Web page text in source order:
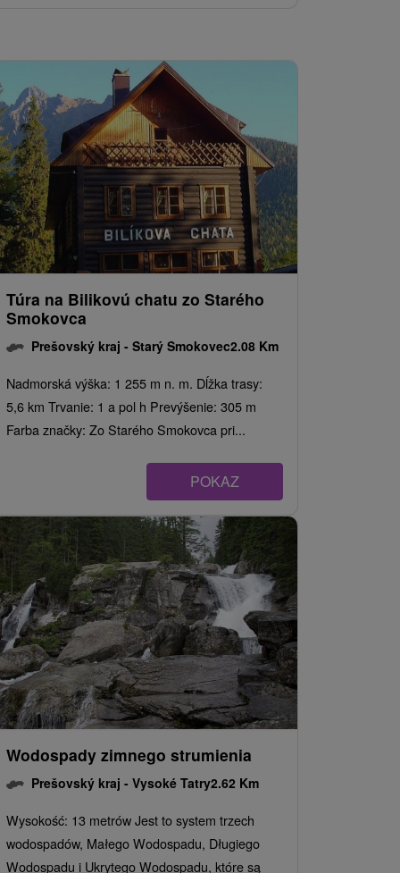
Túra na Bilikovú chatu zo Starého
Smokovca
Prešovský kraj - Starý Smokovec2.08 Km
Nadmorská výška: 1 255 m n. m. Dĺžka trasy:
5,6 km Trvanie: 1 a pol h Prevýšenie: 305 m
Farba značky: Zo Starého Smokovca pri...
POKAZ
Wodospady zimnego strumienia
Prešovský kraj - Vysoké Tatry2.62 Km
Wysokość: 13 metrów Jest to system trzech
wodospadów, Małego Wodospadu, Długiego
Wodospadu i Ukrytego Wodospadu, które są